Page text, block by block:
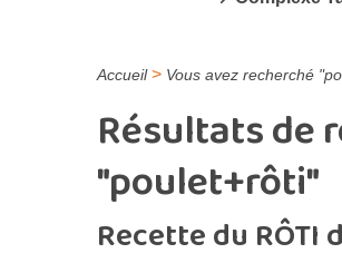
Accueil> Vous avez recherché
Résultats de
"poulet+rôti"
Recette du RÔTI